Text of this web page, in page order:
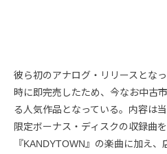
彼ら初のアナログ・リリースとな
時に即完売したため、今なお中古
る人気作品となっている。内容は
限定ボーナス・ディスクの収録曲
『KANDYTOWN』の楽曲に加え